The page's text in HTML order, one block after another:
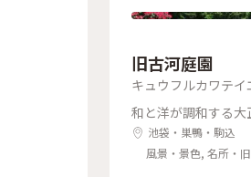
旧古河庭園
キュウフルカワテイ
和と洋が調和する大
池袋・巣鴨・駒込
風景・景色, 名所・